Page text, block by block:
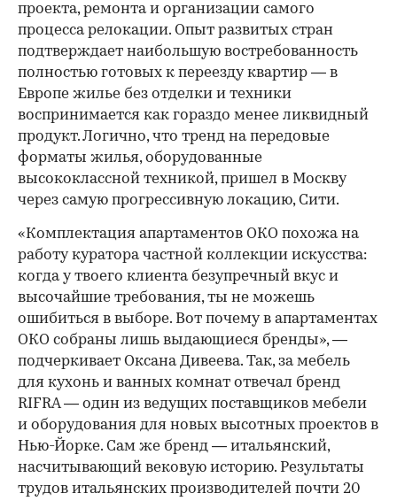
проекта, ремонта и организации самого
процесса релокации. Опыт развитых стран
подтверждает наибольшую востребованность
полностью готовых к переезду квартир — в
Европе жилье без отделки и техники
воспринимается как гораздо менее ликвидный
продукт. Логично, что тренд на передовые
форматы жилья, оборудованные
высококлассной техникой, пришел в Москву
через самую прогрессивную локацию, Сити.
«Комплектация апартаментов ОКО похожа на
работу куратора частной коллекции искусства:
когда у твоего клиента безупречный вкус и
высочайшие требования, ты не можешь
ошибиться в выборе. Вот почему в апартаментах
ОКО собраны лишь выдающиеся бренды», —
подчеркивает Оксана Дивеева. Так, за мебель
для кухонь и ванных комнат отвечал бренд
RIFRA — один из ведущих поставщиков мебели
и оборудования для новых высотных проектов в
Нью-Йорке. Сам же бренд — итальянский,
насчитывающий вековую историю. Результаты
трудов итальянских производителей почти 20